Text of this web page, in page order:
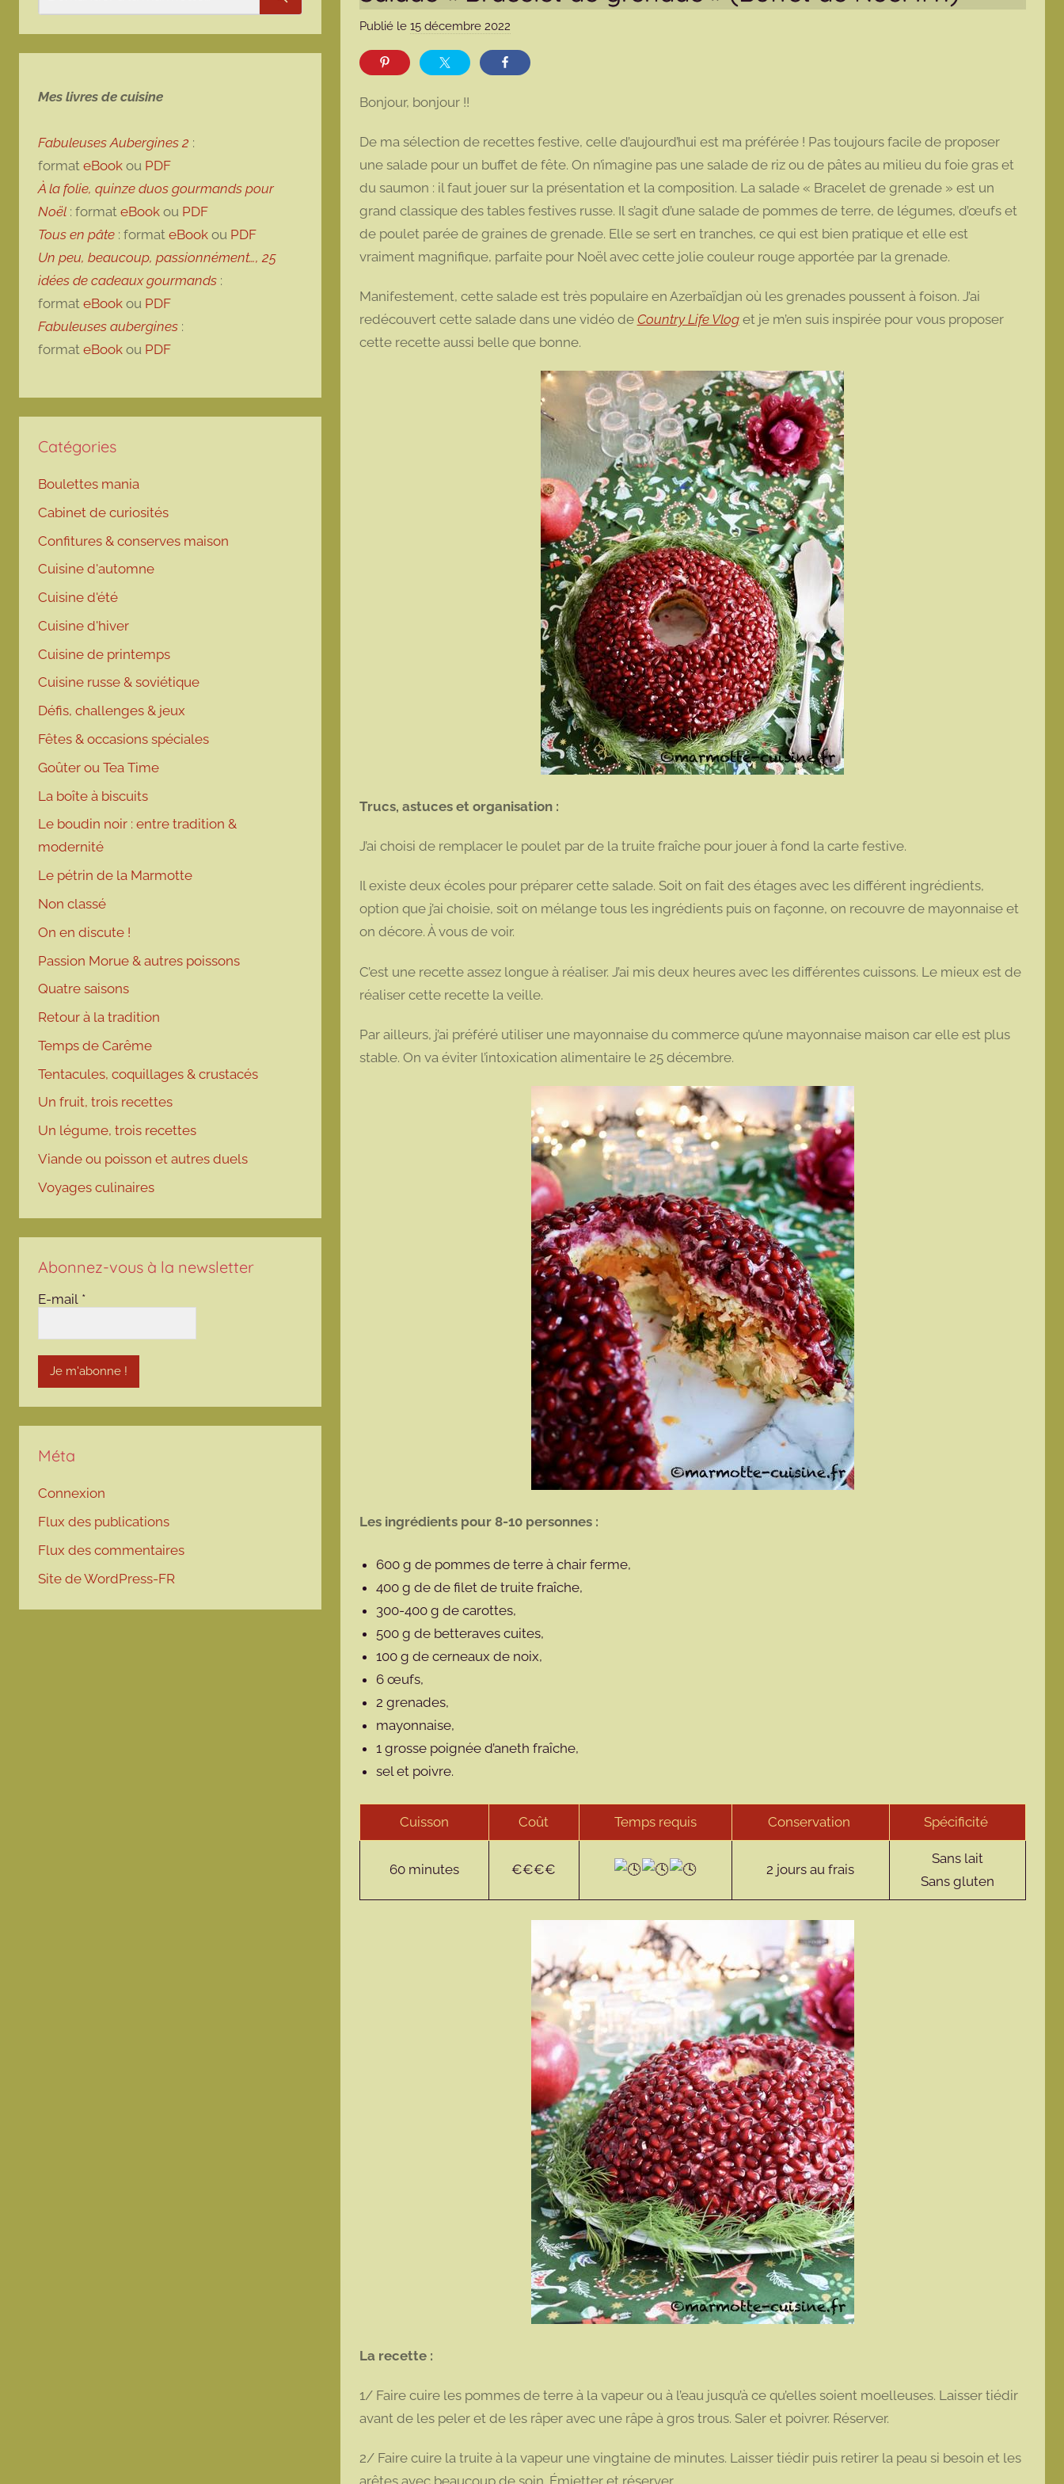
Publié le 15 décembre 2022
m
o
t
t
e
Bonjour, bonjour !!
De ma sélection de recettes festive, celle d’aujourd’hui est ma préférée ! Pas toujours facile de proposer
une salade pour un buffet de fête. On n’imagine pas une salade de riz ou de pâtes au milieu du foie gras et
du saumon : il faut jouer sur la présentation et la composition. La salade « Bracelet de grenade » est un
grand classique des tables festives russe. Il s’agit d’une salade de pommes de terre, de légumes, d’œufs et
de poulet parée de graines de grenade. Elle se sert en tranches, ce qui est bien pratique et elle est
vraiment magnifique, parfaite pour Noël avec cette jolie couleur rouge apportée par la grenade.
Manifestement, cette salade est très populaire en Azerbaïdjan où les grenades poussent à foison. J’ai
redécouvert cette salade dans une vidéo de Country Life Vloget je m’en suis inspirée pour vous proposer
cette recette aussi belle que bonne.
Trucs, astuces et organisation :
J’ai choisi de remplacer le poulet par de la truite fraîche pour jouer à fond la carte festive.
Il existe deux écoles pour préparer cette salade. Soit on fait des étages avec les différent ingrédients,
option que j’ai choisie, soit on mélange tous les ingrédients puis on façonne, on recouvre de mayonnaise et
on décore. À vous de voir.
C’est une recette assez longue à réaliser. J’ai mis deux heures avec les différentes cuissons. Le mieux est de
réaliser cette recette la veille.
Par ailleurs, j’ai préféré utiliser une mayonnaise du commerce qu’une mayonnaise maison car elle est plus
stable. On va éviter l’intoxication alimentaire le 25 décembre.
Les ingrédients pour 8-10 personnes :
600 g de pommes de terre à chair ferme,
400 g de de filet de truite fraîche,
300-400 g de carottes,
500 g de betteraves cuites,
100 g de cerneaux de noix,
6 œufs,
2 grenades,
mayonnaise,
1 grosse poignée d’aneth fraîche,
sel et poivre.
Cuisson Coût Temps requis Conservation Spécificité
60 minutes €€€€ 2 jours au frais
Sans lait
Sans gluten
La recette :
1/ Faire cuire les pommes de terre à la vapeur ou à l’eau jusqu’à ce qu’elles soient moelleuses. Laisser tiédir
avant de les peler et de les râper avec une râpe à gros trous. Saler et poivrer. Réserver.
2/ Faire cuire la truite à la vapeur une vingtaine de minutes. Laisser tiédir puis retirer la peau si besoin et les
arêtes avec beaucoup de soin. Émietter et réserver.
Rechercher
Mes livres de cuisine
Fabuleuses Aubergines 2 :
format eBook ou PDF
À la folie, quinze duos gourmands pour
Noël : format eBook ou PDF
Tous en pâte : format eBook ou PDF
Un peu, beaucoup, passionnément…, 25
idées de cadeaux gourmands :
format eBook ou PDF
Fabuleuses aubergines :
format eBook ou PDF
Catégories
Boulettes mania
Cabinet de curiosités
Confitures & conserves maison
Cuisine d'automne
Cuisine d'été
Cuisine d'hiver
Cuisine de printemps
Cuisine russe & soviétique
Défis, challenges & jeux
Fêtes & occasions spéciales
Goûter ou Tea Time
La boîte à biscuits
Le boudin noir : entre tradition &
modernité
Le pétrin de la Marmotte
Non classé
On en discute !
Passion Morue & autres poissons
Quatre saisons
Retour à la tradition
Temps de Carême
Tentacules, coquillages & crustacés
Un fruit, trois recettes
Un légume, trois recettes
Viande ou poisson et autres duels
Voyages culinaires
Abonnez-vous à la newsletter
E-mail *
Méta
Connexion
Flux des publications
Flux des commentaires
Site de WordPress-FR